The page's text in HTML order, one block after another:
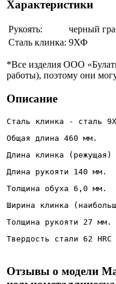
Характеристики
Рукоять:
черный
Сталь клинка: 9ХФ
*Все изделия ООО
работы), поэтому они
Описание
Сталь клинка - сталь
Общая длина 460 мм.
Длина клинка (режущая)
Длина рукояти 140 мм.
Толщина обуха 6,0 мм.
Ширина клинка
Толщина рукояти 27 мм.
Твердость стали 62 HRC
Отзывы о модели